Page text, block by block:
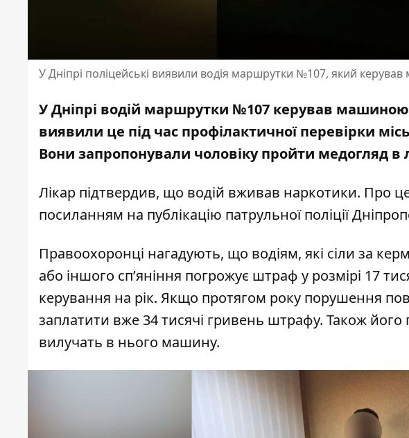
У Дніпрі поліцейські виявили водія маршрутки №107, який
У Дніпрі водій маршрутки №107 керував
виявили це під час профілактичної перевірки
Вони запропонували чоловіку пройти медогляд в
Лікар підтвердив, що водій вживав наркотики. Про
посиланням на публікацію патрульної поліції
Правоохоронці нагадують, що водіям, які сіли за
або іншого сп’яніння погрожує штраф у розмірі 17
керування на рік. Якщо протягом року порушення
заплатити вже 34 тисячі гривень штрафу. Також
вилучать в нього машину.